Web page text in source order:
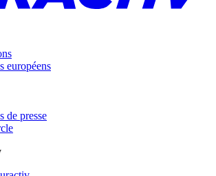
européens
de presse